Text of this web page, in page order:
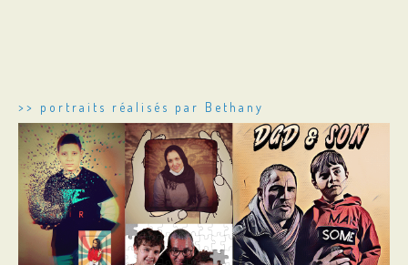
>> portraits réalisés par Bethany